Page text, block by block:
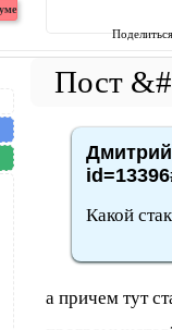
Какой
а причем тут